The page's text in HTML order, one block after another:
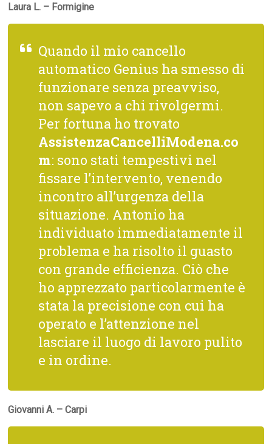
Laura L. – Formigine
Quando il mio cancello
automatico Genius ha smesso di
funzionare senza preavviso,
non sapevo a chi rivolgermi.
Per fortuna ho trovato
AssistenzaCancelliModena.co
m: sono stati tempestivi nel
fissare l’intervento, venendo
incontro all’urgenza della
situazione. Antonio ha
individuato immediatamente il
problema e ha risolto il guasto
con grande efficienza. Ciò che
ho apprezzato particolarmente è
stata la precisione con cui ha
operato e l’attenzione nel
lasciare il luogo di lavoro pulito
e in ordine.
Giovanni A. – Carpi